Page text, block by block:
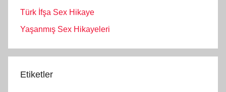
Türk İfşa Sex Hikaye
Yaşanmış Sex Hikayeleri
Etiketler